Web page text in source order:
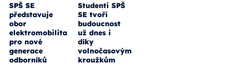
SPŠ SE
představuje
obor
elektromobilita
pro nové
generace
odborníků
Studenti SPŠ
SE tvoří
budoucnost
už dnes i
díky
volnočasovým
kroužkům